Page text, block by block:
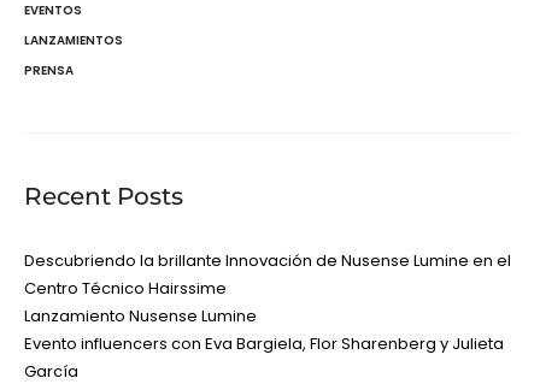
EVENTOS
LANZAMIENTOS
PRENSA
Recent Posts
Descubriendo la brillante Innovación de Nusense Lumine en el
Centro Técnico Hairssime
Lanzamiento Nusense Lumine
Evento influencers con Eva Bargiela, Flor Sharenberg y Julieta
García